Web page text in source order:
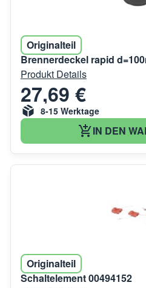
Originalteil
Brennerdeckel rapid
Produkt Details
27,69 €
8-15 Werktage
IN DEN
Originalteil
Schaltelement 00494152